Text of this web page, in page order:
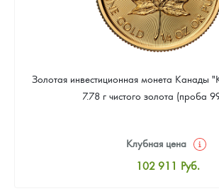
Золотая инвестиционная монета Канады
7.78 г чистого золота (проба
Клубная цена
102 911 Руб.